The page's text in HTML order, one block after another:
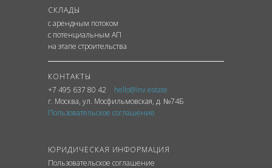
СКЛАДЫ
с арендным потоком
с потенциальным АП
на этапе строительства
КОНТАКТЫ
+7 495 637 80 42
hello@inv.estate
г. Москва, ул. Мосфильмовская, д. №74Б
Пользовательское соглашение
ЮРИДИЧЕСКАЯ ИНФОРМАЦИЯ
Пользовательское соглашение